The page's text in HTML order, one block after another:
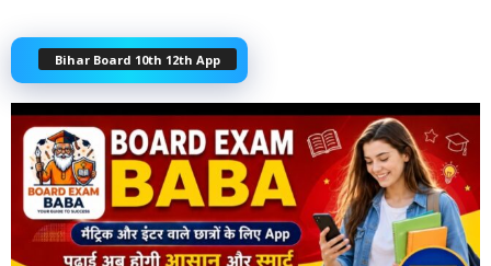
Bihar Board 10th 12th App